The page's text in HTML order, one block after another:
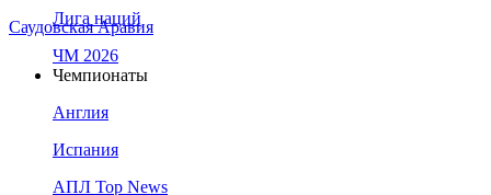
Саудовская Аравия
Лига наций
ЧМ 2026
Чемпионаты
Англия
Испания
АПЛ Top News